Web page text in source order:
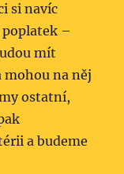
si navíc
poplatek –
mít
na něj
ostatní,
a budeme